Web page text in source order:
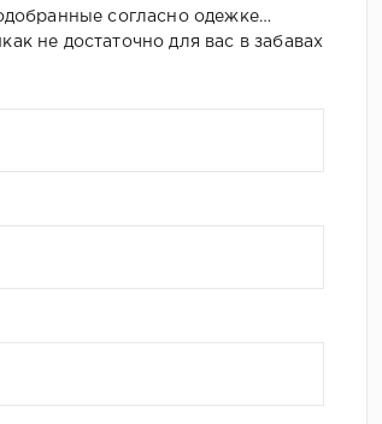
согласно одежке…
не достаточно для вас в забавах